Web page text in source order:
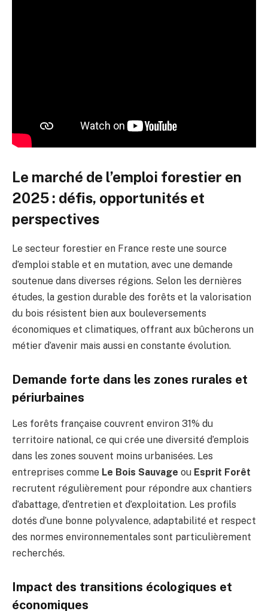
Le marché de l’emploi forestier en
2025 : défis, opportunités et
perspectives
Le secteur forestier en France reste une source
d’emploi stable et en mutation, avec une demande
soutenue dans diverses régions. Selon les dernières
études, la gestion durable des forêts et la valorisation
du bois résistent bien aux bouleversements
économiques et climatiques, offrant aux bûcherons un
métier d’avenir mais aussi en constante évolution.
Demande forte dans les zones rurales et
périurbaines
Les forêts française couvrent environ 31% du
territoire national, ce qui crée une diversité d’emplois
dans les zones souvent moins urbanisées. Les
entreprises comme Le Bois Sauvage ou Esprit Forêt
recrutent régulièrement pour répondre aux chantiers
d’abattage, d’entretien et d’exploitation. Les profils
dotés d’une bonne polyvalence, adaptabilité et respect
des normes environnementales sont particulièrement
recherchés.
Impact des transitions écologiques et
économiques